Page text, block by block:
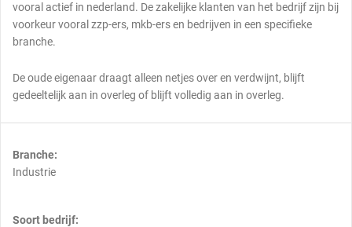
vooral actief in nederland. De zakelijke klanten van het bedrijf zijn bij
voorkeur vooral zzp-ers, mkb-ers en bedrijven in een specifieke
branche.
De oude eigenaar draagt alleen netjes over en verdwijnt, blijft
gedeeltelijk aan in overleg of blijft volledig aan in overleg.
Branche:
Industrie
Soort bedrijf: